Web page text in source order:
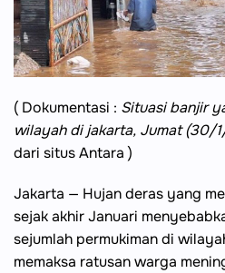
( Dokumentasi : Situasi banjir
wilayah di jakarta, Jumat (30/
dari situs Antara )
Jakarta — Hujan deras yang
sejak akhir Januari
sejumlah permukiman di
memaksa ratusan warga